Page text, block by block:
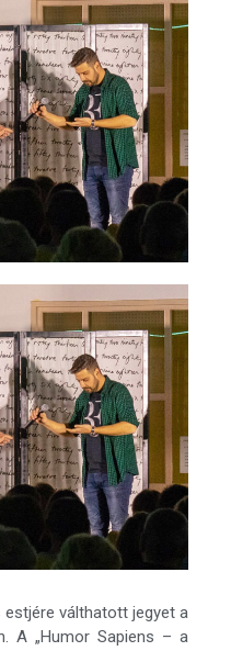
válthatott jegyet a
A „Humor Sapiens – a